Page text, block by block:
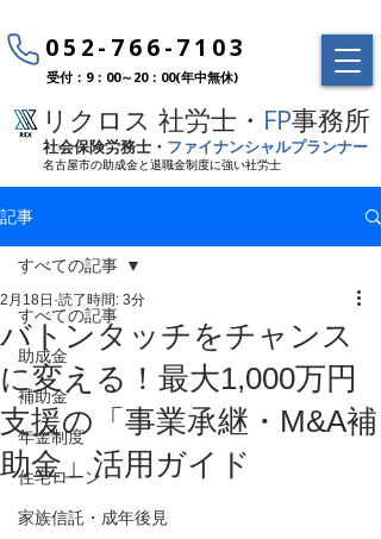
052-766-7103
受付：9：00～20：00(年中無休)
リクロス 社労士・ FP事務所
社会保険労務士・ ファイナンシャルプランナー
名古屋市の助成金と退職金制度に強い社労士
記事
すべての記事
助成金
補助金
年金制度
住宅ローン
家族信託・成年後見
すべての記事
バトンタッチをチャンス
に変える！最大1,000万円
支援の「事業承継・M&A補
助金」活用ガイド
2月18日 読了時間: 3分